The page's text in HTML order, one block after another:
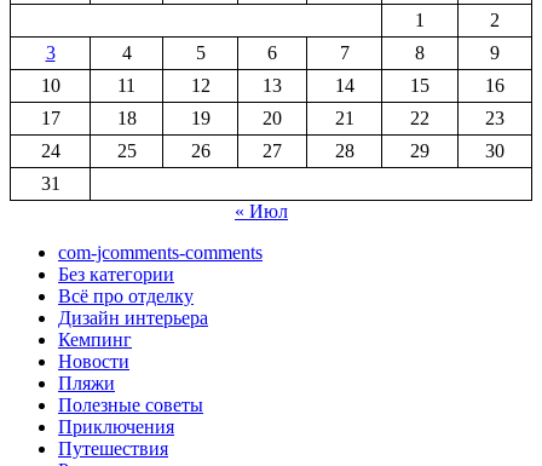
1
2
3
4 5 6 7 8
9
10
11 12 13 14 15
16
17
18 19 20 21 22
23
24
25 26 27 28 29
30
31
« Июл
com-jcomments-comments
Без категории
Всё про отделку
Дизайн интерьера
Кемпинг
Новости
Пляжи
Полезные советы
Приключения
Путешествия